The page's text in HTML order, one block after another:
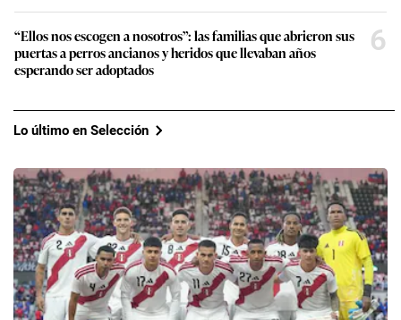
“Ellos nos escogen a nosotros”: las familias que abrieron sus
puertas a perros ancianos y heridos que llevaban años
esperando ser adoptados
6
Lo último en Selección